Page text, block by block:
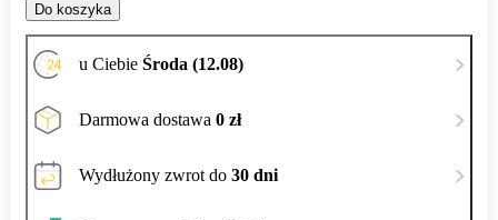
Do koszyka
u Ciebie Środa (12.08)
Darmowa dostawa 0 zł
Wydłużony zwrot do 30 dni